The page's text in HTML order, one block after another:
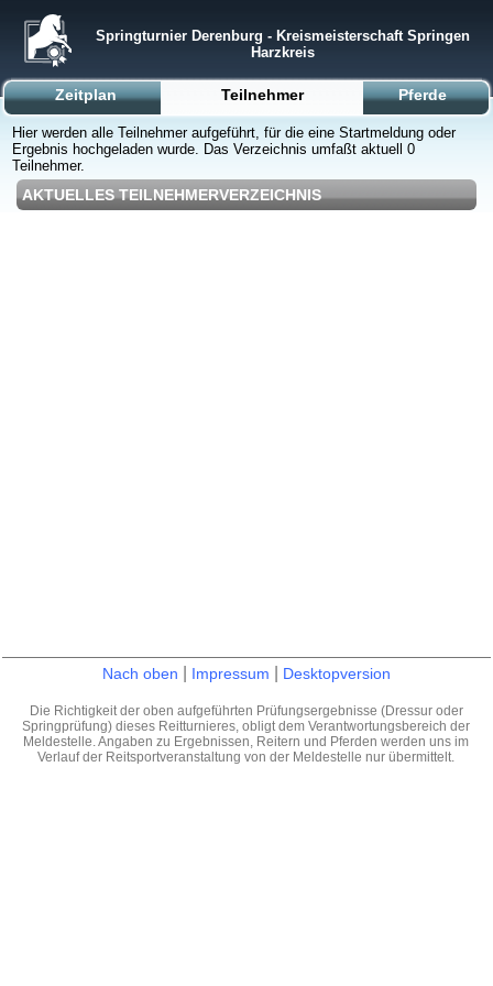
Springturnier Derenburg - Kreismeisterschaft Springen
Harzkreis
Zeitplan Teilnehmer Pferde
Hier werden alle Teilnehmer aufgeführt, für die eine Startmeldung oder
Ergebnis hochgeladen wurde. Das Verzeichnis umfaßt aktuell 0
Teilnehmer.
AKTUELLES TEILNEHMERVERZEICHNIS
Nach oben Impressum Desktopversion
Die Richtigkeit der oben aufgeführten Prüfungsergebnisse (Dressur oder
Springprüfung) dieses Reitturnieres, obligt dem Verantwortungsbereich der
Meldestelle. Angaben zu Ergebnissen, Reitern und Pferden werden uns im
Verlauf der Reitsportveranstaltung von der Meldestelle nur übermittelt.